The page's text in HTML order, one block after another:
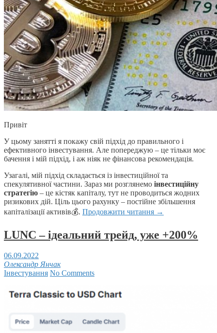
Привіт
У цьому занятті я покажу свій підхід до правильного і
ефективного інвестування. Але попереджую – це тільки моє
бачення і мій підхід, і аж ніяк не фінансова рекомендація.
Узагалі, мій підхід складається із інвестиційної та
спекулятивної частини. Зараз ми розглянемо інвестиційну
стратегію – це кістяк капіталу, тут не проводиться жодних
ризикових дій. Ціль цього рахунку – постійне збільшення
капіталізації активів💰. Продовжити читання →
LUNC – ідеальний трейд, уже +200%
06.09.2022
Олександр Янчак
Інвестування No Comments